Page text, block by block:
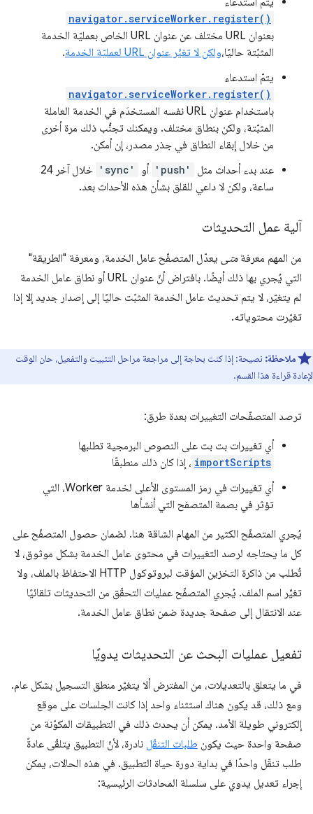
navigator.serviceWorker.register()
بعنوان URL مختلف عن عنوان URL الخاص بعمليّة الخدمة
المثبّتة حاليًا،ولكن لا تغيِّر عنوان URL لعمليّة الخدمة
.
يتمّ استدعاء
navigator.serviceWorker.register()
باستخدام عنوان URL نفسه المستخدَم في الخدمة العاملة
المثبّتة، ولكن بنطاق مختلف. ويمكنك تجنُّب ذلك مرة أخرى
من خلال إبقاء النطاق في جذر مصدر، إن أمكن.
عند بدء أحداث مثل
'push' أو 'sync'
خلال آخر 24
ساعة، ولكن لا داعي للقلق بشأن هذه الأحداث بعد.
آلية عمل التحديثات
من المهم معرفة متى يعدّل المتصفّح عامل الخدمة، ومعرفة "الطريقة"
التي يُجري بها ذلك أيضًا. بافتراض أنّ عنوان URL أو نطاق عامل الخدمة
لم يتغيّر، لا يتم تحديث عامل الخدمة المثبّت حاليًا إلى إصدار جديد إلا إذا
تغيّرت محتوياته.
ملاحظة: نصيحة: إذا كنت بحاجة إلى مراجعة مراحل التثبيت والتفعيل، حان الوقت
لإعادة قراءة هذا القسم.
ترصد المتصفّحات التغييرات بعدة طرق:
أي تغييرات بت بت على النصوص البرمجية تطلبها
importScripts ، إذا كان ذلك منطبقًا
أي تغييرات في رمز المستوى الأعلى لخدمة Worker، التي
تؤثر في بصمة المتصفح التي أنشأها
يُجري المتصفّح الكثير من المهام الشاقة هنا. لضمان حصول المتصفّح على
كل ما يحتاجه لرصد التغييرات في محتوى عامل الخدمة بشكل موثوق، لا
تُطلب من ذاكرة التخزين المؤقت لبروتوكول HTTP الاحتفاظ بالملف، ولا
تغيِّر اسم الملف. يُجري المتصفّح عمليات التحقّق من التحديثات تلقائيًا
عند الانتقال إلى صفحة جديدة ضمن نطاق عامل الخدمة.
تفعيل عمليات البحث عن التحديثات يدويًا
في ما يتعلق بالتعديلات، من المفترض ألا يتغيّر منطق التسجيل بشكل عام.
ومع ذلك، قد يكون هناك استثناء واحد إذا كانت الجلسات على موقع
إلكتروني طويلة الأمد. يمكن أن يحدث ذلك في التطبيقات المكوّنة من
صفحة واحدة حيث يكون طلبات التنقّل نادرة، لأنّ التطبيق يتلقّى عادةً
طلب تنقّل واحدًا في بداية دورة حياة التطبيق. في هذه الحالات، يمكن
إجراء تعديل يدوي على سلسلة المحادثات الرئيسية: